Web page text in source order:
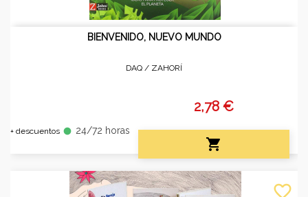
BIENVENIDO, NUEVO MUNDO
DAQ / ZAHORÍ
+ descuentos fiber_manual_record 24/72 horas
2,78 €

favorite_border